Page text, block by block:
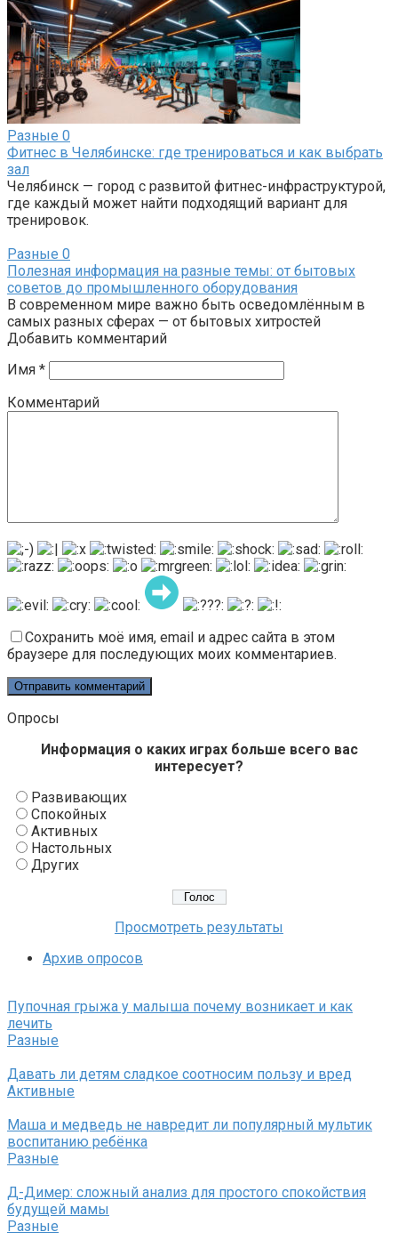
Разные 0
Фитнес в Челябинске: где тренироваться и как выбрать
зал
Челябинск — город с развитой фитнес-инфраструктурой,
где каждый может найти подходящий вариант для
тренировок.
Разные 0
Полезная информация на разные темы: от бытовых
советов до промышленного оборудования
В современном мире важно быть осведомлённым в
самых разных сферах — от бытовых хитростей
Добавить комментарий
Имя *
Комментарий
Сохранить моё имя, email и адрес сайта в этом
браузере для последующих моих комментариев.
Опросы
Информация о каких играх больше всего вас
интересует?
Развивающих
Спокойных
Активных
Настольных
Других
Просмотреть результаты
Архив опросов
Пупочная грыжа у малыша почему возникает и как
лечить
Разные
Давать ли детям сладкое соотносим пользу и вред
Активные
Маша и медведь не навредит ли популярный мультик
воспитанию ребёнка
Разные
Д-Димер: сложный анализ для простого спокойствия
будущей мамы
Разные